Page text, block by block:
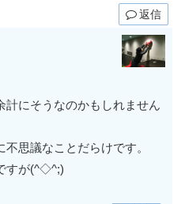
返信
計にそうなのかもしれません
思議なことだらけです。
すが(^◇^;)